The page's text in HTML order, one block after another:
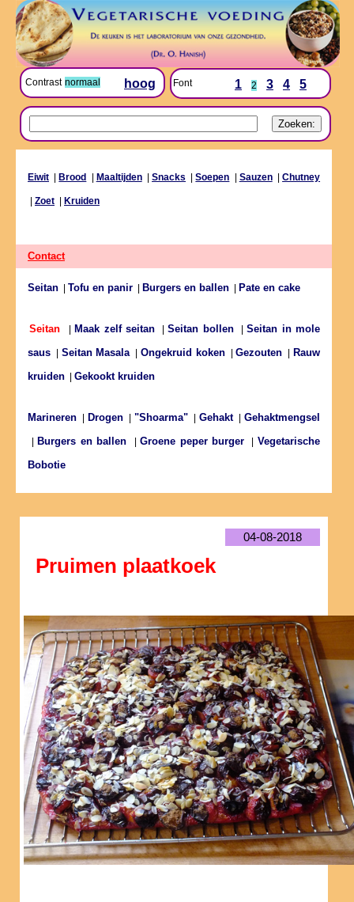
Contrast normaal hoog Font 1 2 3 4 5
Eiwit Brood Maaltijden|Snacks |Soepen Sauzen|Chutney
Zoet Kruiden
Contact
Seitan Tofu en panir Burgers en ballen Pate en cake
Seitan Maak zelf seitan |Seitan bollen|Seitan in mole
saus
Seitan Masala|Ongekruid koken|Gezouten
Rauw
kruiden
Gekookt kruiden
Marineren Drogen "Shoarma" Gehakt|Gehaktmengsel
Burgers en ballen |Groene peper burger |Vegetarische
Bobotie
04-08-2018
Pruimen plaatkoek